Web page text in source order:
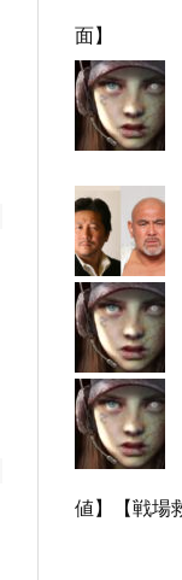
面】
値】【戦場